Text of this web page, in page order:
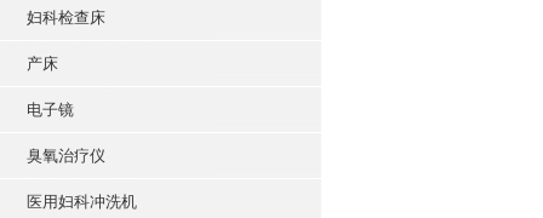
妇科检查床
产床
电子镜
臭氧治疗仪
医用妇科冲洗机